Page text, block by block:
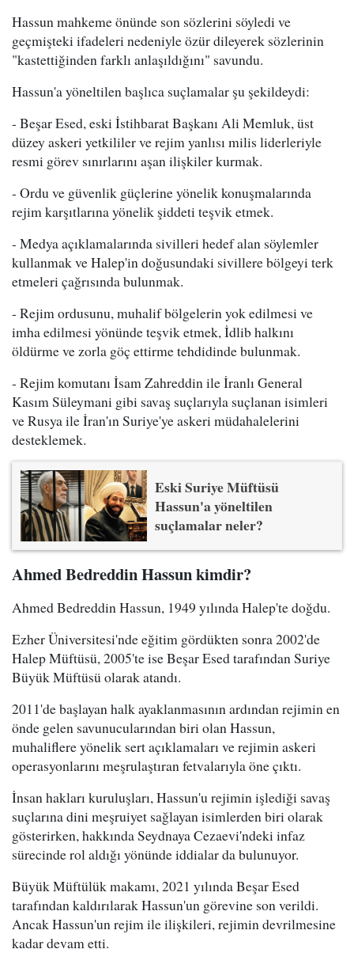
Hassun mahkeme önünde son sözlerini söyledi ve
geçmişteki ifadeleri nedeniyle özür dileyerek sözlerinin
"kastettiğinden farklı anlaşıldığını" savundu.
Hassun'a yöneltilen başlıca suçlamalar şu şekildeydi:
- Beşar Esed, eski İstihbarat Başkanı Ali Memluk, üst
düzey askeri yetkililer ve rejim yanlısı milis liderleriyle
resmi görev sınırlarını aşan ilişkiler kurmak.
- Ordu ve güvenlik güçlerine yönelik konuşmalarında
rejim karşıtlarına yönelik şiddeti teşvik etmek.
- Medya açıklamalarında sivilleri hedef alan söylemler
kullanmak ve Halep'in doğusundaki sivillere bölgeyi terk
etmeleri çağrısında bulunmak.
- Rejim ordusunu, muhalif bölgelerin yok edilmesi ve
imha edilmesi yönünde teşvik etmek, İdlib halkını
öldürme ve zorla göç ettirme tehdidinde bulunmak.
- Rejim komutanı İsam Zahreddin ile İranlı General
Kasım Süleymani gibi savaş suçlarıyla suçlanan isimleri
ve Rusya ile İran'ın Suriye'ye askeri müdahalelerini
desteklemek.
Eski Suriye Müftüsü
Hassun'a yöneltilen
suçlamalar neler?
Ahmed Bedreddin Hassun kimdir?
Ahmed Bedreddin Hassun, 1949 yılında Halep'te doğdu.
Ezher Üniversitesi'nde eğitim gördükten sonra 2002'de
Halep Müftüsü, 2005'te ise Beşar Esed tarafından Suriye
Büyük Müftüsü olarak atandı.
2011'de başlayan halk ayaklanmasının ardından rejimin en
önde gelen savunucularından biri olan Hassun,
muhaliflere yönelik sert açıklamaları ve rejimin askeri
operasyonlarını meşrulaştıran fetvalarıyla öne çıktı.
İnsan hakları kuruluşları, Hassun'u rejimin işlediği savaş
suçlarına dini meşruiyet sağlayan isimlerden biri olarak
gösterirken, hakkında Seydnaya Cezaevi'ndeki infaz
sürecinde rol aldığı yönünde iddialar da bulunuyor.
Büyük Müftülük makamı, 2021 yılında Beşar Esed
tarafından kaldırılarak Hassun'un görevine son verildi.
Ancak Hassun'un rejim ile ilişkileri, rejimin devrilmesine
kadar devam etti.